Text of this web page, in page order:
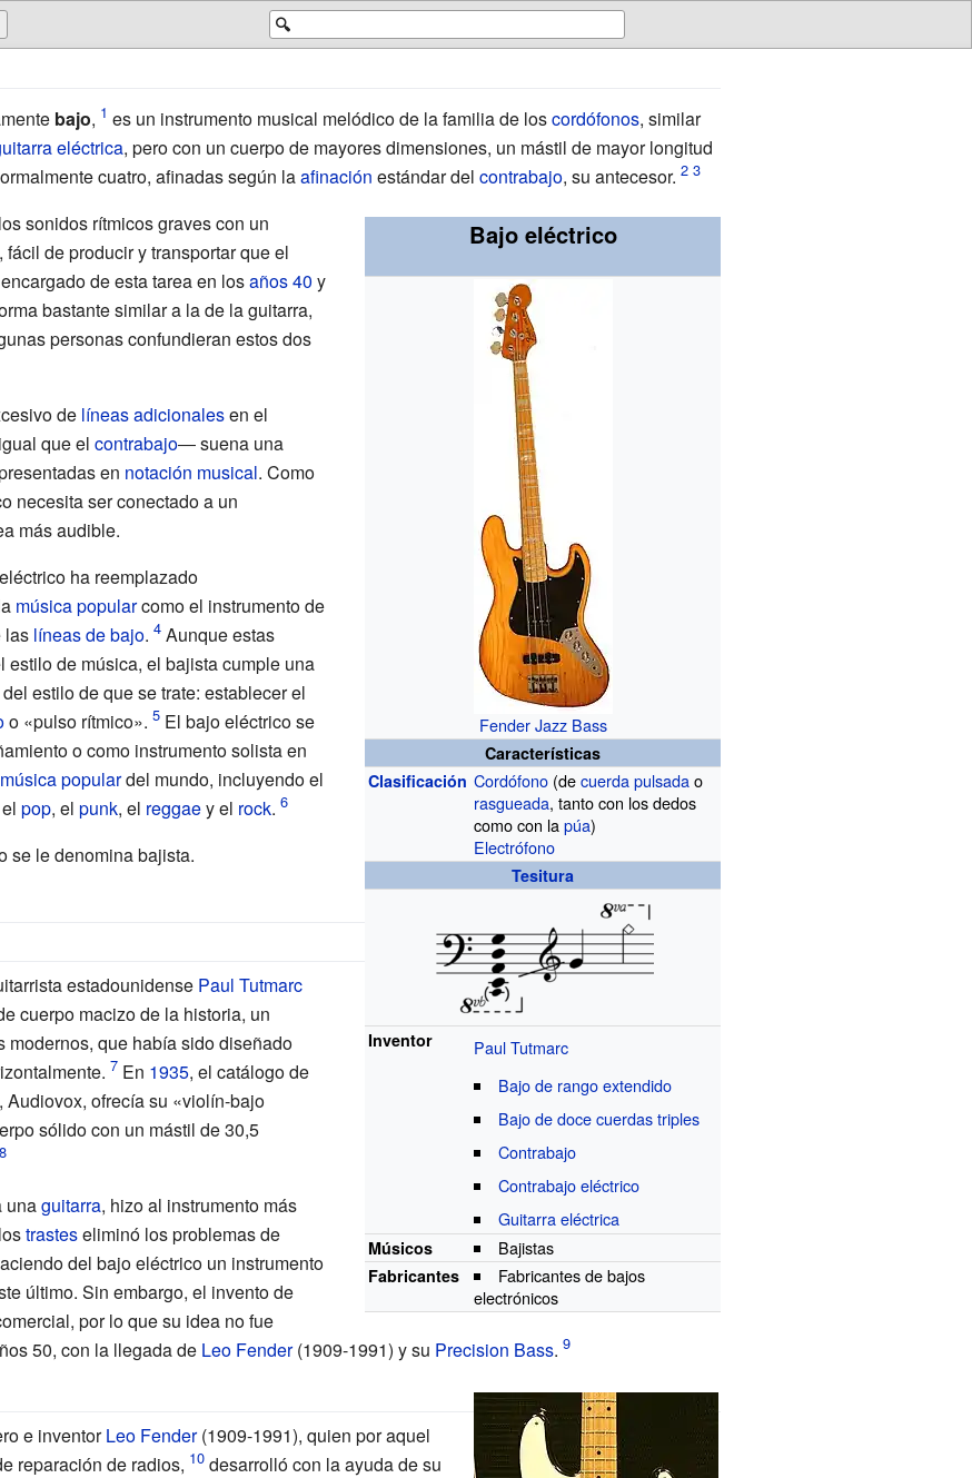
🔍
bajo, es un instrumento musical melódico de la familia de loscordófonos, similar
eléctrica, pero con un cuerpo de mayores dimensiones, un mástil de mayor longitud
cuatro, afinadas según laafinación estándar del contrabajo, su antecesor.
Bajo eléctrico
Fender Jazz Bass
Características
Clasificación Cordófono (decuerda pulsadao
rasgueada, tanto con los dedos
como con lapúa)
Electrófono
Tesitura
Inventor
Paul Tutmarc
Bajo de rango extendido
Bajo de doce cuerdas triples
Contrabajo
Contrabajo eléctrico
Guitarra eléctrica
Músicos Bajistas
Fabricantes
Fabricantes de bajos
electrónicos
sonidos rítmicos graves con un
de producir y transportar que el
de esta tarea en losaños 40 y
bastante similar a la de la guitarra,
personas confundieran estos dos
de líneas adicionalesen el
que el contrabajo― suena una
en notación musical. Como
necesita ser conectado a un
más audible.
ha reemplazado
música popularcomo el instrumento de
las líneas de bajo. Aunque estas
de música, el bajista cumple una
estilo de que se trate: establecer el
o «pulso rítmico». El bajo eléctrico se
o como instrumento solista en
música populardel mundo, incluyendo el
pop, el punk, el reggaey el rock.
se le denominabajista.
estadounidense Paul Tutmarc
cuerpo macizo de la historia, un
modernos, que había sido diseñado
En 1935, el catálogo de
ofrecía su «violín-bajo
sólido con un mástil de 30,5
unaguitarra, hizo al instrumento más
trasteseliminó los problemas de
del bajo eléctrico un instrumento
último. Sin embargo, el invento de
por lo que su idea no fue
50, con la llegada de Leo Fender(1909-1991) y su Precision Bass.
e inventorLeo Fender(1909-1991), quien por aquel
reparación de radios,
desarrolló con la ayuda de su